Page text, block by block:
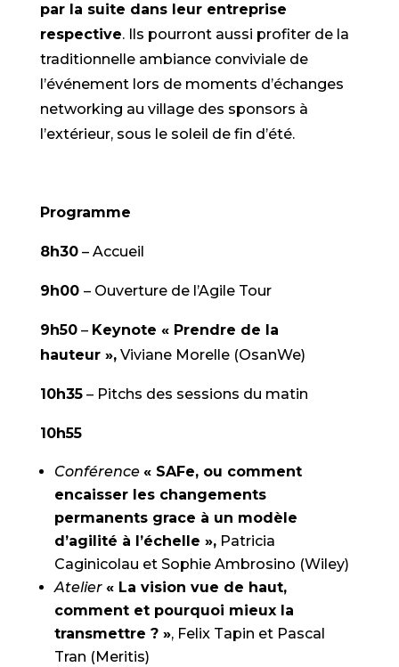
par la suite dans leur entreprise
respective. Ils pourront aussi profiter de la
traditionnelle ambiance conviviale de
l’événement lors de moments d’échanges
networking au village des sponsors à
l’extérieur, sous le soleil de fin d’été.
Programme
8h30– Accueil
9h00 – Ouverture de l’Agile Tour
9h50– Keynote « Prendre de la
hauteur »,Viviane Morelle (OsanWe)
10h35– Pitchs des sessions du matin
10h55
Conférence « SAFe, ou comment
encaisser les changements
permanents grace à un modèle
d’agilité à l’échelle »,Patricia
Caginicolau et Sophie Ambrosino (Wiley)
Atelier « La vision vue de haut,
comment et pourquoi mieux la
transmettre ? », Felix Tapin et Pascal
Tran (Meritis)